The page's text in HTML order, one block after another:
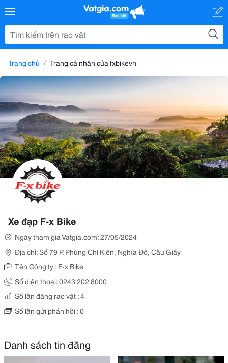
Trang chủ Trang cá nhân của fxbikevn
Xe đạp F-x Bike
Ngày tham gia Vatgia.com: 27/05/2024
Địa chỉ: Số 79 P. Phùng Chí Kiên, Nghĩa Đô, Cầu Giấy
Tên Công ty : F-x Bike
Số điện thoại: 0243 202 8000
Số lần đăng rao vặt : 4
Số lần gửi phản hồi : 0
Danh sách tin đăng